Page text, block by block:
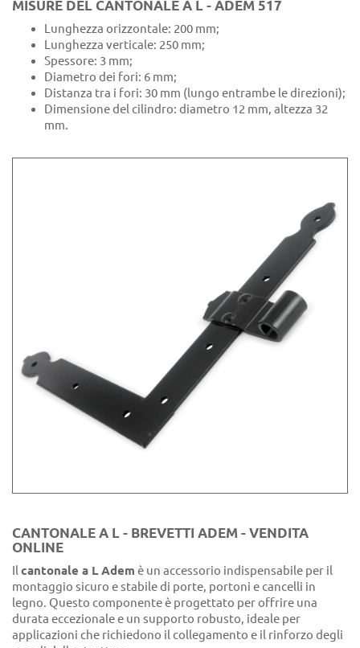
MISURE DEL CANTONALE A L - ADEM 517
Lunghezza orizzontale: 200 mm;
Lunghezza verticale: 250 mm;
Spessore: 3 mm;
Diametro dei fori: 6 mm;
Distanza tra i fori: 30 mm (lungo entrambe le direzioni);
Dimensione del cilindro: diametro 12 mm, altezza 32
mm.
CANTONALE A L - BREVETTI ADEM - VENDITA
ONLINE
Il cantonale a L Adem è un accessorio indispensabile per il
montaggio sicuro e stabile di porte, portoni e cancelli in
legno. Questo componente è progettato per offrire una
durata eccezionale e un supporto robusto, ideale per
applicazioni che richiedono il collegamento e il rinforzo degli